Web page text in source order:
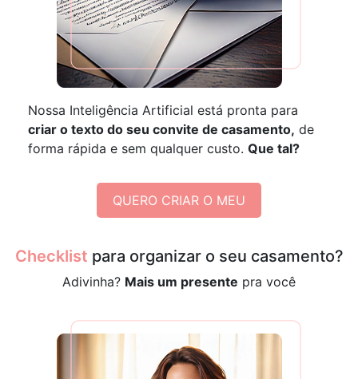
Nossa Inteligência Artificial está pronta para
criar o texto do seu convite de casamento, de
forma rápida e sem qualquer custo. Que tal?
QUERO CRIAR O MEU
Checklist para organizar o seu casamento?
Adivinha? Mais um presente pra você